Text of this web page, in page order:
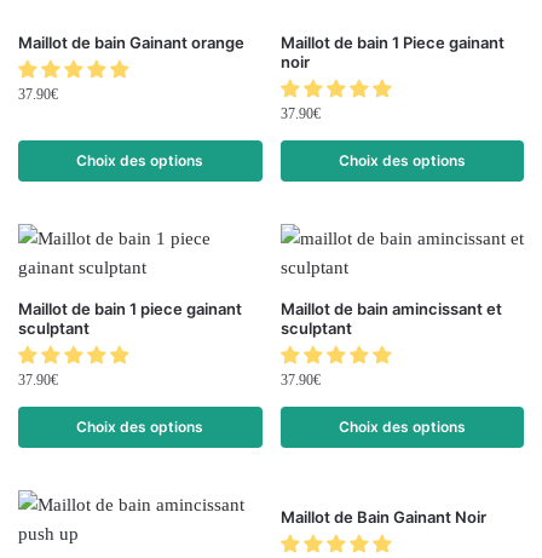
Maillot de bain Gainant orange
37.90€
Choix des options
Maillot de bain 1 Piece gainant
noir
37.90€
Choix des options
Maillot de bain 1 piece gainant
sculptant
37.90€
Choix des options
Maillot de bain amincissant et
sculptant
37.90€
Choix des options
Maillot de Bain Gainant Noir